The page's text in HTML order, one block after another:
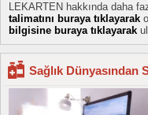
LEKARTEN hakkında daha
talimatını buraya tıklayarak
bilgisine buraya tıklayarak
Sağlık Dünyasından